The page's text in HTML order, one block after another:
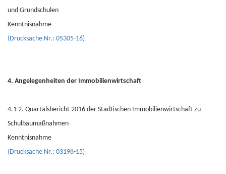
und Grundschulen
Kenntnisnahme
(Drucksache Nr.: 05305-16)
4. Angelegenheiten der Immobilienwirtschaft
4.1 2. Quartalsbericht 2016 der Städtischen Immobilienwirtschaft zu
Schulbaumaßnahmen
Kenntnisnahme
(Drucksache Nr.: 03198-15)